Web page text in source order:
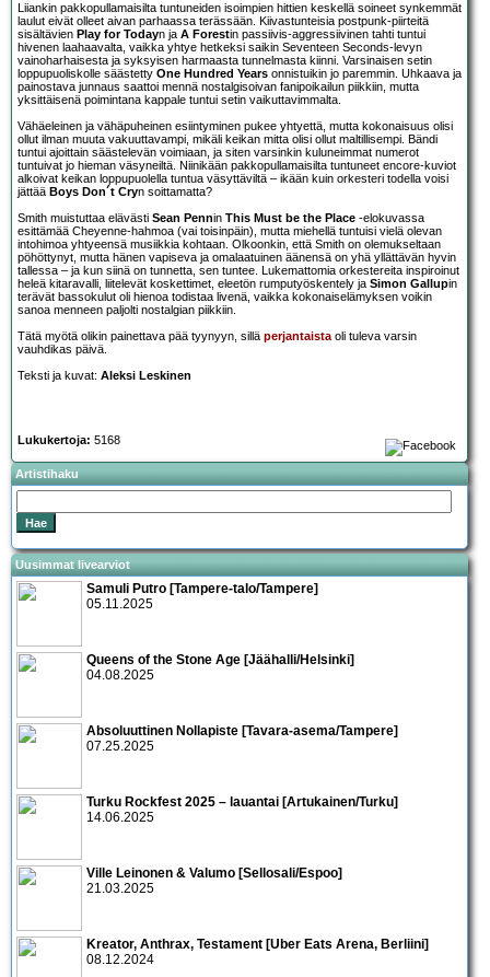
Liiankin pakkopullamaisilta tuntuneiden isoimpien hittien keskellä soineet synkemmät
laulut eivät olleet aivan parhaassa terässään. Kiivastunteisia postpunk-piirteitä
sisältävien Play for Todayn ja A Forestin passiivis-aggressiivinen tahti tuntui
hivenen laahaavalta, vaikka yhtye hetkeksi saikin Seventeen Seconds-levyn
vainoharhaisesta ja syksyisen harmaasta tunnelmasta kiinni. Varsinaisen setin
loppupuoliskolle säästetty One Hundred Years onnistuikin jo paremmin. Uhkaava ja
painostava junnaus saattoi mennä nostalgisoivan fanipoikailun piikkiin, mutta
yksittäisenä poimintana kappale tuntui setin vaikuttavimmalta.
Vähäeleinen ja vähäpuheinen esiintyminen pukee yhtyettä, mutta kokonaisuus olisi
ollut ilman muuta vakuuttavampi, mikäli keikan mitta olisi ollut maltillisempi. Bändi
tuntui ajoittain säästelevän voimiaan, ja siten varsinkin kuluneimmat numerot
tuntuivat jo hieman väsyneiltä. Niinikään pakkopullamaisilta tuntuneet encore-kuviot
alkoivat keikan loppupuolella tuntua väsyttäviltä – ikään kuin orkesteri todella voisi
jättää Boys Don´t Cryn soittamatta?
Smith muistuttaa elävästi Sean Pennin This Must be the Place -elokuvassa
esittämää Cheyenne-hahmoa (vai toisinpäin), mutta miehellä tuntuisi vielä olevan
intohimoa yhtyeensä musiikkia kohtaan. Olkoonkin, että Smith on olemukseltaan
pöhöttynyt, mutta hänen vapiseva ja omalaatuinen äänensä on yhä yllättävän hyvin
tallessa – ja kun siinä on tunnetta, sen tuntee. Lukemattomia orkestereita inspiroinut
heleä kitaravalli, liitelevät koskettimet, eleetön rumputyöskentely ja Simon Gallupin
terävät bassokulut oli hienoa todistaa livenä, vaikka kokonaiselämyksen voikin
sanoa menneen paljolti nostalgian piikkiin.
Tätä myötä olikin painettava pää tyynyyn, sillä perjantaistaoli tuleva varsin
vauhdikas päivä.
Teksti ja kuvat: Aleksi Leskinen
Lukukertoja: 5168
Artistihaku
Uusimmat livearviot
Samuli Putro [Tampere-talo/Tampere]
05.11.2025
Queens of the Stone Age [Jäähalli/Helsinki]
04.08.2025
Absoluuttinen Nollapiste [Tavara-asema/Tampere]
07.25.2025
Turku Rockfest 2025 – lauantai [Artukainen/Turku]
14.06.2025
Ville Leinonen & Valumo [Sellosali/Espoo]
21.03.2025
Kreator, Anthrax, Testament [Uber Eats Arena, Berliini]
08.12.2024